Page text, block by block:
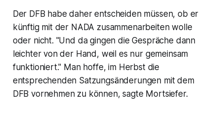
Der DFB habe daher entscheiden müssen, ob er
künftig mit der NADA zusammenarbeiten wolle
oder nicht. "Und da gingen die Gespräche dann
leichter von der Hand, weil es nur gemeinsam
funktioniert." Man hoffe, im Herbst die
entsprechenden Satzungsänderungen mit dem
DFB vornehmen zu können, sagte Mortsiefer.